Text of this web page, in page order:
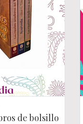
de bolsillo